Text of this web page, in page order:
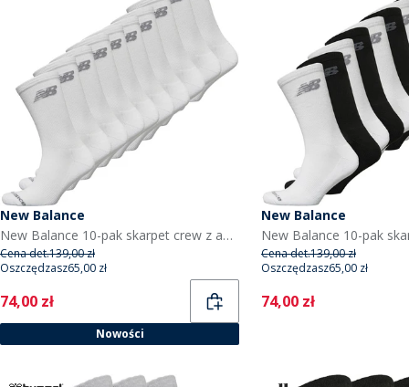
New Balance
New Balance 10-pak skarpet crew z amortyzacją dla niego kolor biały
Cena det.139,00 zł
Oszczędzasz65,00 zł
Current
74,00 zł
Nowości
New Balance
Cena det.139,00 zł
Oszczędzasz65,00 zł
Current
74,00 zł